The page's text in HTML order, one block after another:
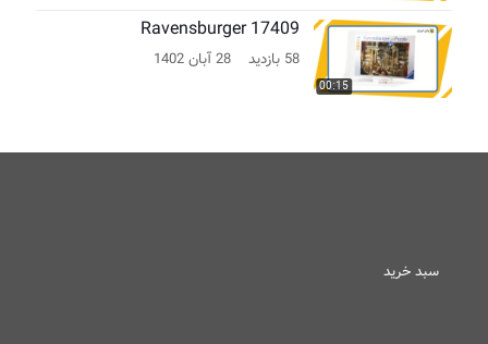
00:15
Ravensburger 17409
58 بازدید 28 آبان 1402
سبد خرید